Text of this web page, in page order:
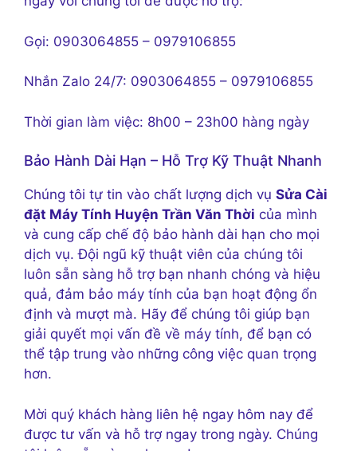
Gọi: 0903064855 – 0979106855
Nhắn Zalo 24/7: 0903064855 – 0979106855
Thời gian làm việc: 8h00 – 23h00 hàng ngày
Bảo Hành Dài Hạn – Hỗ Trợ Kỹ Thuật Nhanh
Chúng tôi tự tin vào chất lượng dịch vụ Sửa Cài
đặt Máy Tính Huyện Trần Văn Thời của mình
và cung cấp chế độ bảo hành dài hạn cho mọi
dịch vụ. Đội ngũ kỹ thuật viên của chúng tôi
luôn sẵn sàng hỗ trợ bạn nhanh chóng và hiệu
quả, đảm bảo máy tính của bạn hoạt động ổn
định và mượt mà. Hãy để chúng tôi giúp bạn
giải quyết mọi vấn đề về máy tính, để bạn có
thể tập trung vào những công việc quan trọng
hơn.
Mời quý khách hàng liên hệ ngay hôm nay để
được tư vấn và hỗ trợ ngay trong ngày. Chúng